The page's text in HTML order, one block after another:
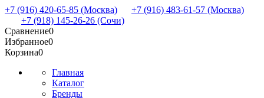
+7 (916) 420-65-85 (Москва)
+7 (916) 483-61-57 (Москва)
+7 (918) 145-26-26 (Сочи)
Сравнение0
Избранное0
Корзина0
Главная
Каталог
Бренды